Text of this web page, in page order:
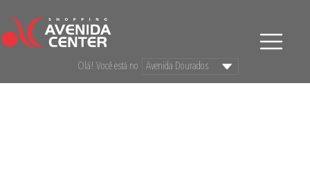
Olá! Você está no